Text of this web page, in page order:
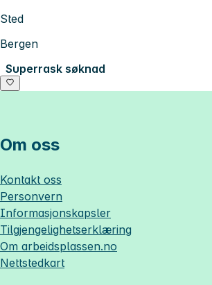
Sted
Bergen
Superrask søknad
Om oss
Kontakt oss
Personvern
Informasjonskapsler
Tilgjengelighetserklæring
Om arbeidsplassen.no
Nettstedkart